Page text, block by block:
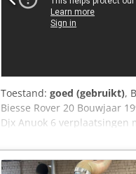
Toestand: goed (gebruikt),
Biesse Rover 20 Bouwjaar
Djx Anuok 6 verplaatsingen
kW, booreenheid: 10
NC410 besturingseenheid
veiligheidshek ( niet op de